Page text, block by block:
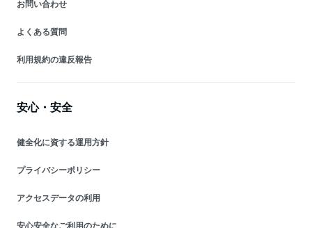
お問い合わせ
よくある質問
利用規約の違反報告
安心・安全
健全化に資する運用方針
プライバシーポリシー
アクセスデータの利用
安心安全なご利用のために